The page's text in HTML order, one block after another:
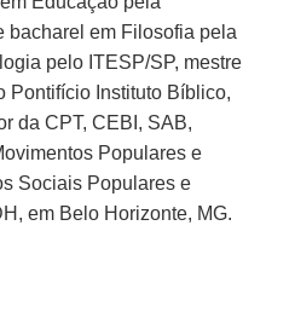
bacharel em Filosofia pela
pelo ITESP/SP, mestre
Pontifício Instituto Bíblico,
da CPT, CEBI, SAB,
Populares e
Sociais Populares e
em Belo Horizonte, MG.